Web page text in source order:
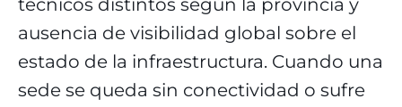
técnicos distintos según la provincia y
ausencia de visibilidad global sobre el
estado de la infraestructura. Cuando una
sede se queda sin conectividad o sufre